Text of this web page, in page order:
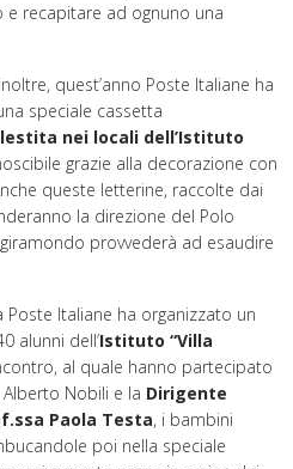
e recapitare ad ognuno una
quest’anno Poste Italiane ha
speciale cassetta
nei locali dell’Istituto
grazie alla decorazione con
queste letterine, raccolte dai
la direzione del Polo
provvederà ad esaudire
Poste Italiane ha organizzato un
alunni dell’Istituto “Villa
al quale hanno partecipato
Nobili e la Dirigente
Paola Testa, i bambini
poi nella speciale